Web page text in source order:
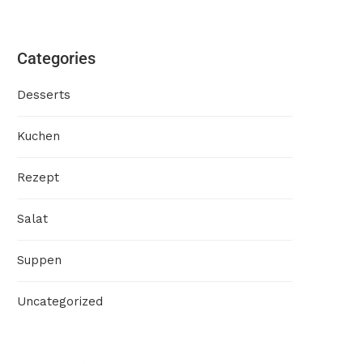
Categories
Desserts
Kuchen
Rezept
Salat
Suppen
Uncategorized